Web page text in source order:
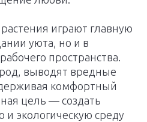
играют главную
уюта, но и в
пространства.
выводят вредные
комфортный
цель — создать
и экологическую среду